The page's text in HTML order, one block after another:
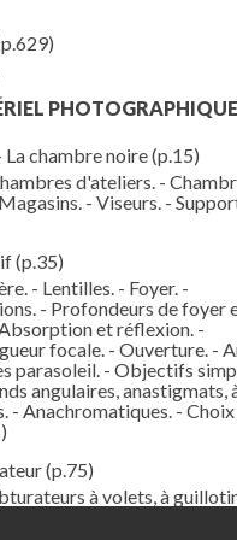
PHOTOGRAPHIQUE
chambre noire(p.15)
d'ateliers. -
- Viseurs. -
(p.35)
- Lentilles. - Foyer. -
- Profondeurs de foyer
et réflexion. -
focale. - Ouverture. -
parasoleil. - Objectifs
angulaires, anastigmats,
- Anachromatiques. -
(p.75)
à volets, à